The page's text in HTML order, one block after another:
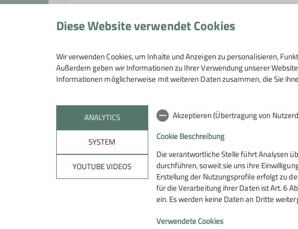
Skitour (Kontakt: Markus Fecker)
Ski - Langlauf (Kontakt: Michael Dietmann, Stefan
Alpinski (Kontakt: siehe Ansprechpartner der
Es ist regelmäßig im gesamten Alpenraum
dass ein breites Spektrum von leicht bis schwer
Unsere Sportklettergruppe ist ein bunt gemischter
an wagen aber auch einige mal den Abstecher an
Alpinistik-Team.
Schulferien). Tagesausfahrten zu Kletterhalten in
Programm zu finden.
Wandergruppe
Die Wandergruppe hat sich zu einem festen
Die Wandergruppe trifft sich regelmäßig zu
Wanderungen in den Alpen angeboten.
Für ein geselliges Beisammensein ist jederzeit gesorgt.
Aktuelles
Diese Website verwendet Cookies
Wir verwenden Cookies, um Inhalte und Anzeigen zu personalisieren,
Außerdem geben wir Informationen zu Ihrer Verwendung unserer
Informationen möglicherweise mit weiteren Daten zusammen, die Sie
ANALYTICS
SYSTEM
YOUTUBE VIDEOS
Akzeptieren (Übertragung von
Cookie Beschreibung
Die verantwortliche Stelle führt Analysen
durchführen, soweit sie uns ihre
Erstellung der Nutzungsprofile erfolgt zu
für die Verarbeitung ihrer Daten ist Art. 6
ein. Es werden keine Daten an Dritte
Verwendete Cookies